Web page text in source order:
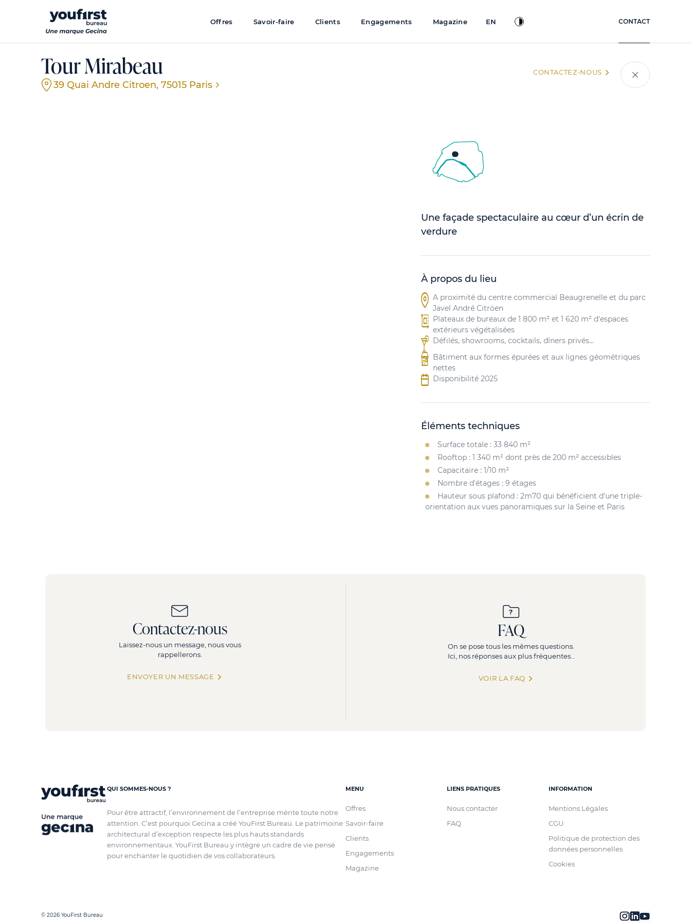
principal
Offres Savoir-faire Clients Engagements Magazine EN CONTACT
Tour Mirabeau
39 Quai Andre Citroen, 75015 Paris
CONTACTEZ-NOUS
Une façade spectaculaire au cœur d’un écrin de
verdure
À propos du lieu
A proximité du centre commercial Beaugrenelle et du parc
Javel André Citröen​
Plateaux de bureaux de 1 800 m² et 1 620 m² d'espaces
extérieurs végétalisées​
Défilés, showrooms, cocktails, dîners privés... ​​
Bâtiment aux formes épurées et aux lignes géométriques
nettes ​
Disponibilité 2025
Éléments techniques
Surface totale : 33 840 m²
Rooftop : 1 340 m² dont près de 200 m² accessibles
Capacitaire : 1/10 m²
Nombre d'étages : 9 étages
Hauteur sous plafond : 2m70 qui bénéficient d'une triple-
orientation aux vues panoramiques sur la Seine et Paris
Contactez-nous
Laissez-nous un message, nous vous
rappellerons.
ENVOYER UN MESSAGE
FAQ
On se pose tous les mêmes questions.
Ici, nos réponses aux plus fréquentes…
VOIR LA FAQ
QUI SOMMES-NOUS ?
Pour être attractif, l’environnement de l’entreprise mérite toute notre
attention. C’est pourquoi Gecina a créé YouFirst Bureau. Le patrimoine
architectural d’exception respecte les plus hauts standards
environnementaux. YouFirst Bureau y intègre un cadre de vie pensé
pour enchanter le quotidien de vos collaborateurs.
MENU
Offres
Savoir-faire
Clients
Engagements
Magazine
LIENS PRATIQUES
Nous contacter
FAQ
INFORMATION
Mentions Légales
CGU
Politique de protection des
données personnelles
Cookies
© 2026 YouFirst Bureau